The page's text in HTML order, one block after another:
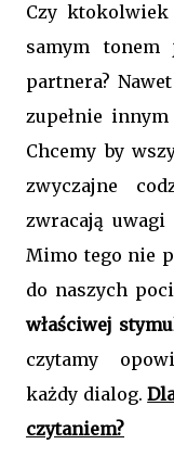
Czy
samym
partnera?
zupełnie
Chcemy by
zwyczajne
zwracają
Mimo tego nie
do naszych
właściwej
czytamy
każdy dialog.
czytaniem?